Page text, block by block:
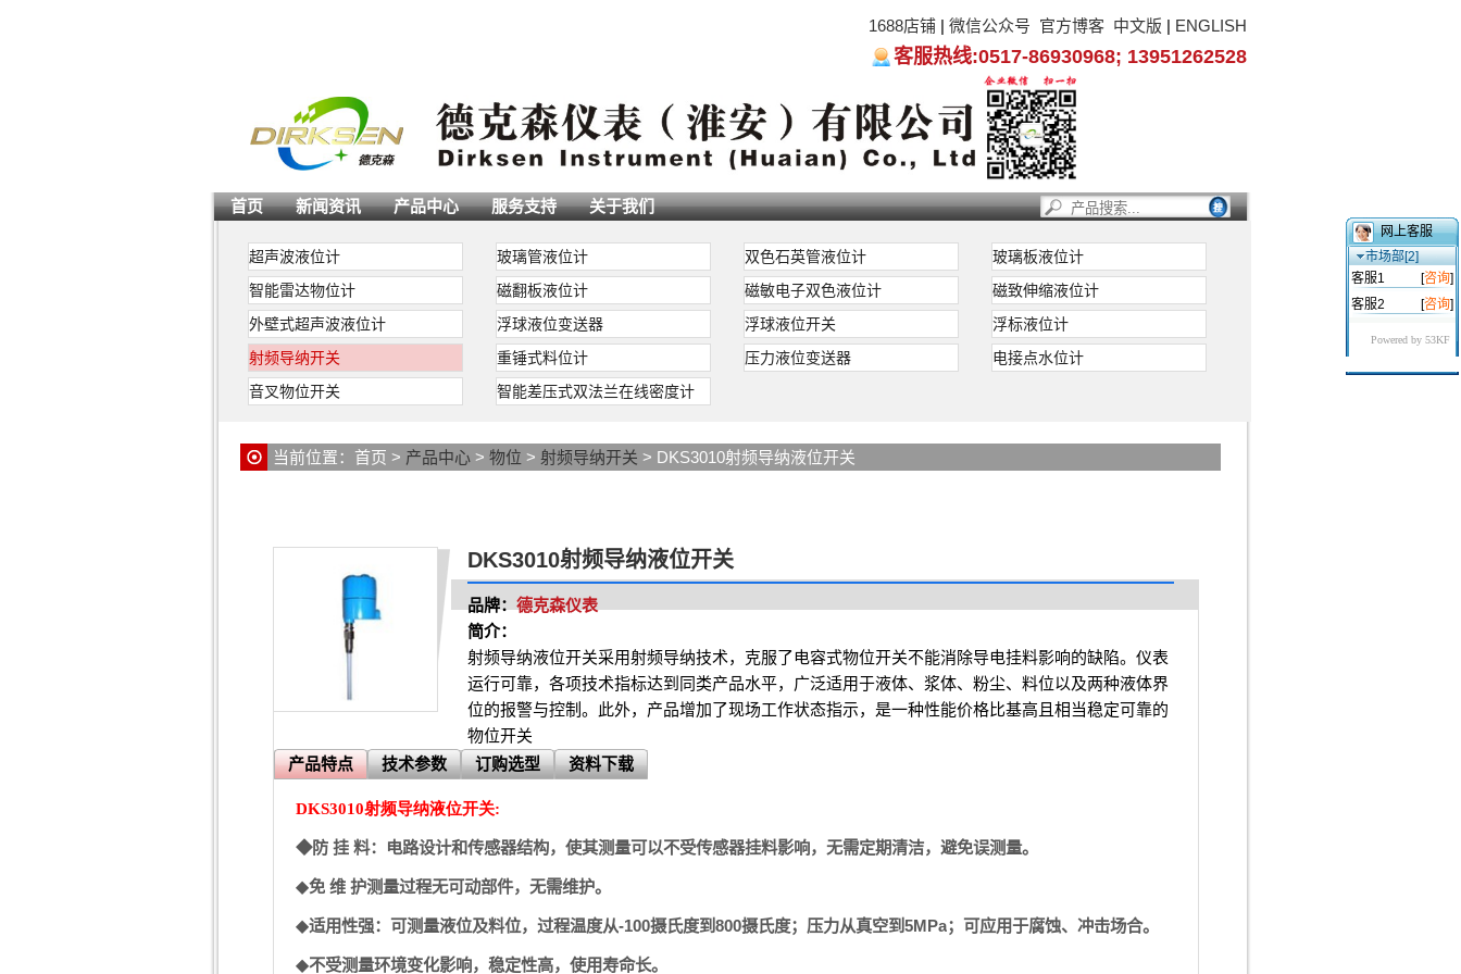
1688店铺 | 微信公众号 官方博客 中文版 | ENGLISH
客服热线:0517-86930968; 13951262528
首页 新闻资讯 产品中心 服务支持 关于我们
超声波液位计 玻璃管液位计 双色石英管液位计
玻璃板液位计
智能雷达物位计
磁翻板液位计 磁敏电子双色液位计
磁致伸缩液位计
外壁式超声波液位计
浮球液位变送器 浮球液位开关
浮标液位计
射频导纳开关
重锤式料位计 压力液位变送器
电接点水位计
音叉物位开关
智能差压式双法兰在线密度计
当前位置： 首页 > 产品中心 > 物位 > 射频导纳开关 > DKS3010射频导纳液位开关
DKS3010射频导纳液位开关
品牌： 德克森仪表
简介：
射频导纳液位开关采用射频导纳技术，克服了电容式物位开关不能消除导电挂料影响的缺陷。仪表
运行可靠，各项技术指标达到同类产品水平，广泛适用于液体、浆体、粉尘、料位以及两种液体界
位的报警与控制。此外，产品增加了现场工作状态指示，是一种性能价格比基高且相当稳定可靠的
物位开关
产品特点
技术参数 订购选型 资料下载
DKS3010射频导纳液位开关:
◆防 挂 料：电路设计和传感器结构，使其测量可以不受传感器挂料影响，无需定期清洁，避免误测量。
◆免 维 护测量过程无可动部件，无需维护。
◆适用性强：可测量液位及料位，过程温度从-100摄氏度到800摄氏度；压力从真空到5MPa；可应用于腐蚀、冲击场合。
◆不受测量环境变化影响，稳定性高，使用寿命长。
网上客服
市场部[2]
客服1
[咨询]
客服2
[咨询]
Powered by 53KF